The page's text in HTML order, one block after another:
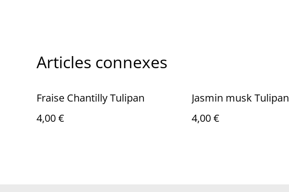
Articles connexes
Fraise Chantilly Tulipan
4,00 €
Jasmin musk Tulipan
4,00 €